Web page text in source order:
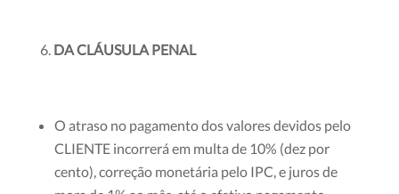
DA CLÁUSULA PENAL
O atraso no pagamento dos valores devidos pelo
CLIENTE incorrerá em multa de 10% (dez por
cento), correção monetária pelo IPC, e juros de